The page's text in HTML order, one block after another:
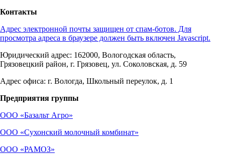
Контакты
Адрес электронной почты защищен от спам-ботов. Для
просмотра адреса в браузере должен быть включен Javascript.
Юридический адрес: 162000, Вологодская область,
Грязовецкий район, г. Грязовец, ул. Соколовская, д. 59
Адрес офиса: г. Вологда, Школьный переулок, д. 1
Предприятия группы
ООО «Базальт Агро»
ООО «Сухонский молочный комбинат»
ООО «РАМОЗ»